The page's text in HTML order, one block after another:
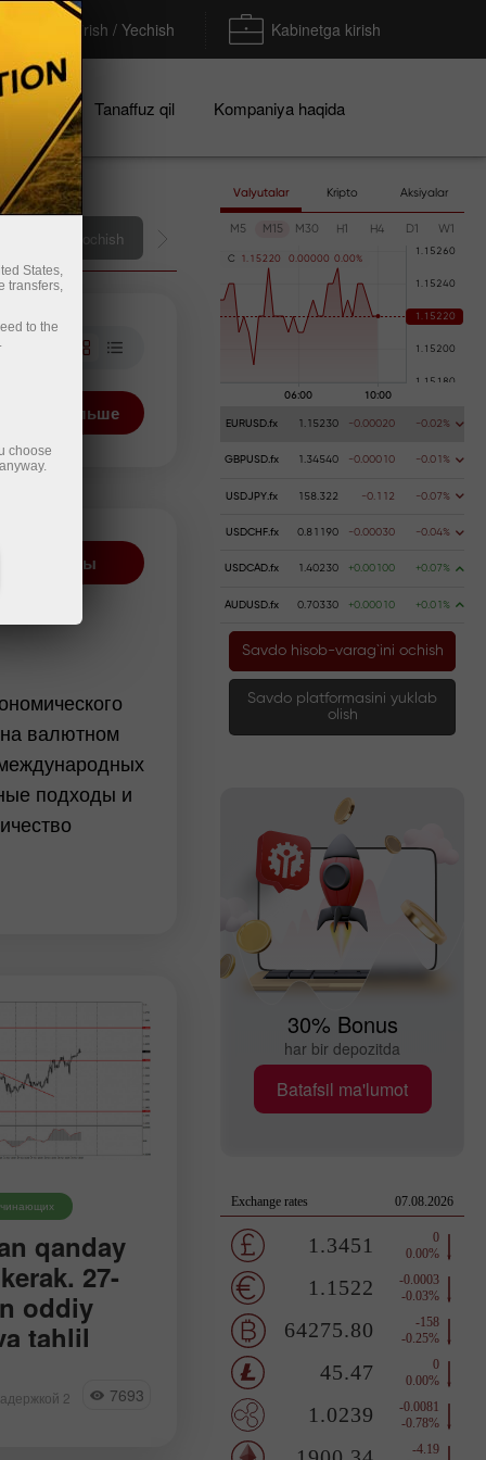
To'ldirish / Yechish Kabinetga kirish
Tanaffuz qil Kompaniya haqida
больше
фильтр
Все авторы
валютном
подходы и
лекции
qanday
27-
oddiy
tahlil
chorshanba
ettirdi, garchi kun
kuzatilgan
2
7693
Valyutalar Kripto Aksiyalar
M5 M15 M30 H1 H4 D1 W1
C 1 . 1 52 20 0 .00000 0 .00%
EURUSD.fx 1.15230 -0.00020 -0.02%
GBPUSD.fx 1.34540 -0.00010 -0.01%
USDJPY.fx 158.322 -0.112 -0.07%
USDCHF.fx 0.81190 -0.00030 -0.04%
USDCAD.fx 1.40230 +0.00100 +0.07%
AUDUSD.fx 0.70330 +0.00010 +0.01%
Savdo hisob-varag`ini ochish
Savdo platformasini yuklab
olish
30% Bonus
har bir depozitda
Batafsil ma'lumot
States,
transfers,
to the
choose